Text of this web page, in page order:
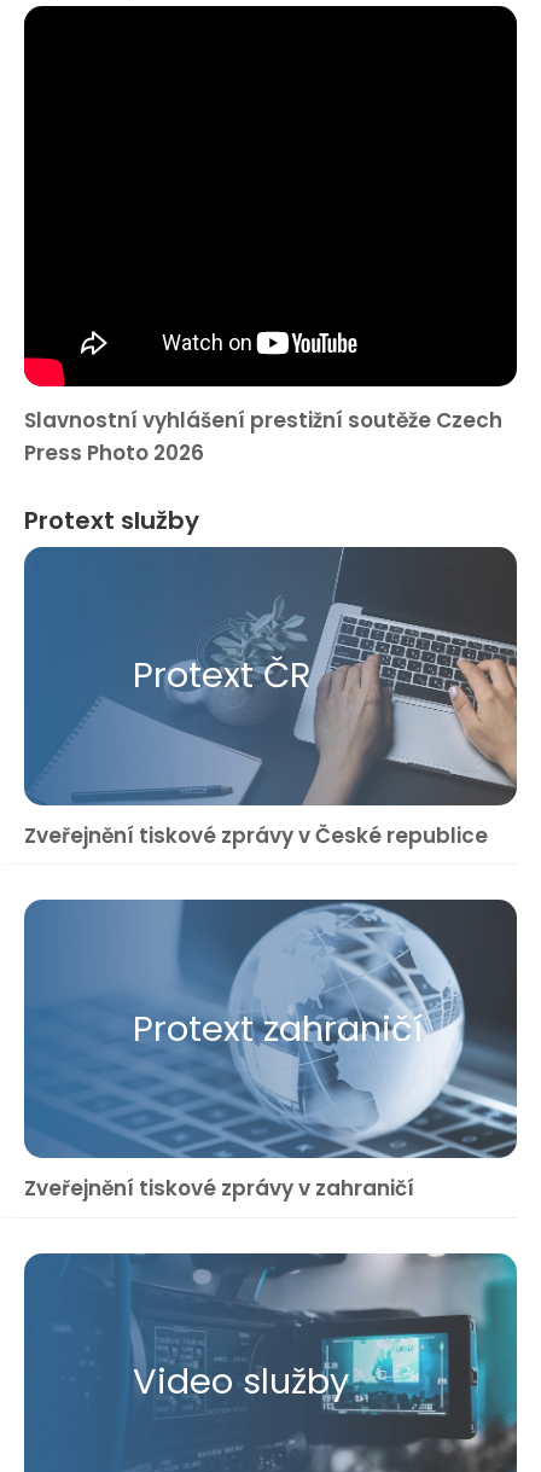
Slavnostní vyhlášení prestižní soutěže Czech
Press Photo 2026
Protext služby
Protext ČR
Zveřejnění tiskové zprávy v České republice
Protext zahraničí
Zveřejnění tiskové zprávy v zahraničí
Video služby